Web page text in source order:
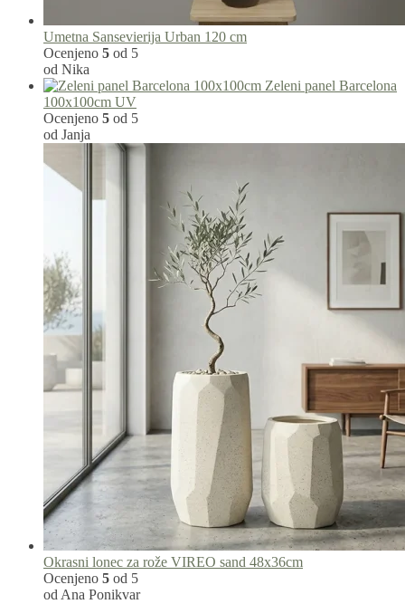
Umetna Sansevierija Urban 120 cm
Ocenjeno 5 od 5
od Nika
Zeleni panel Barcelona
100x100cm UV
Ocenjeno 5 od 5
od Janja
Okrasni lonec za rože VIREO sand 48x36cm
Ocenjeno 5 od 5
od Ana Ponikvar